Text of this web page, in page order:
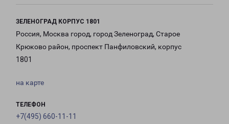
ЗЕЛЕНОГРАД КОРПУС 1801
Россия, Москва город, город Зеленоград, Старое
Крюково район, проспект Панфиловский, корпус
1801
на карте
ТЕЛЕФОН
+7(495) 660-11-11